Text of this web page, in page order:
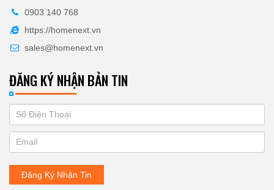
0903 140 768
https://homenext.vn
sales@homenext.vn
ĐĂNG KÝ NHẬN BẢN TIN
ĐĂNG
KÝ
NHẬN
BẢN
you
are
human,
leave
this
Đăng Ký Nhận Tin